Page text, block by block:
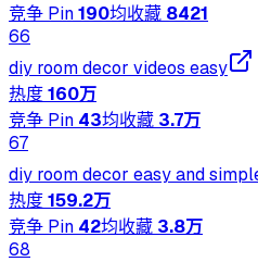
竞争 Pin190均收藏 8421
66
diy room decor videos easy
热度160万
竞争 Pin 43均收藏 3.7万
67
diy room decor easy and
热度159.2万
竞争 Pin 42均收藏 3.8万
68